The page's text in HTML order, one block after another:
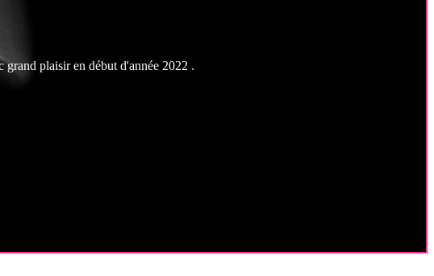
grand plaisir en début d'année 2022 .